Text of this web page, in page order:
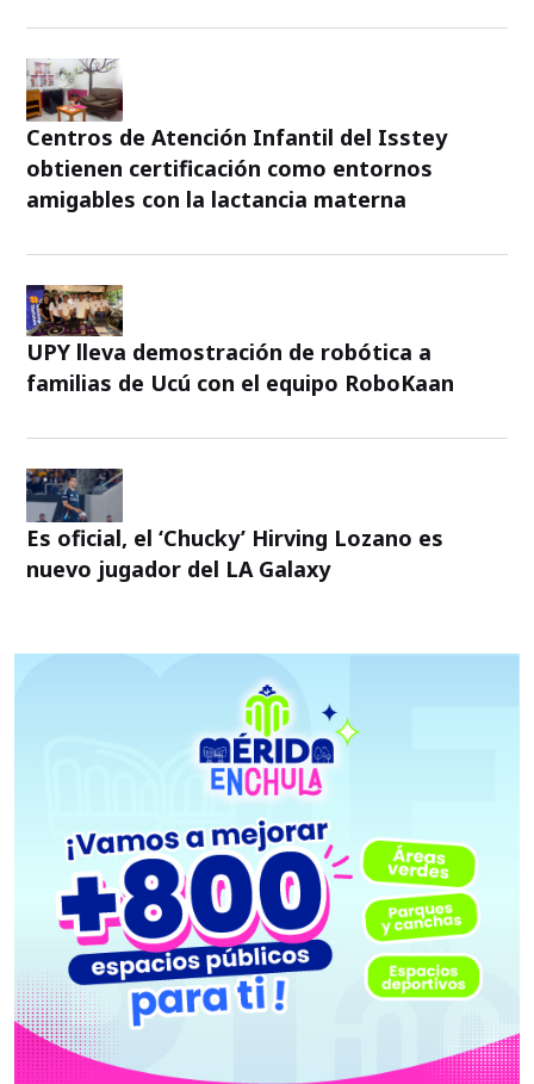
Centros de Atención Infantil del Isstey
obtienen certificación como entornos
amigables con la lactancia materna
UPY lleva demostración de robótica a
familias de Ucú con el equipo RoboKaan
Es oficial, el ‘Chucky’ Hirving Lozano es
nuevo jugador del LA Galaxy